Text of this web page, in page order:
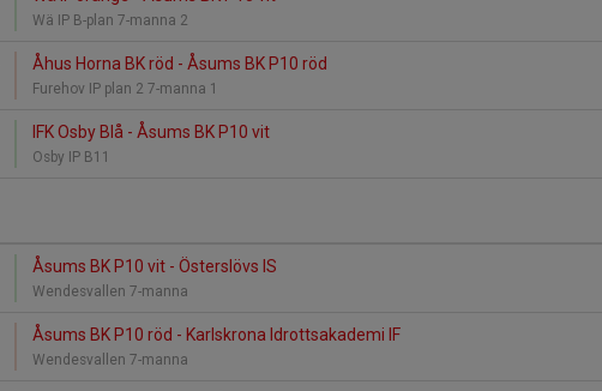
Wä IP B-plan 7-manna 2
Åhus Horna BK röd - Åsums BK P10 röd
Furehov IP plan 2 7-manna 1
IFK Osby Blå - Åsums BK P10 vit
Osby IP B11
Åsums BK P10 vit - Österslövs IS
Wendesvallen 7-manna
Åsums BK P10 röd - Karlskrona Idrottsakademi IF
Wendesvallen 7-manna